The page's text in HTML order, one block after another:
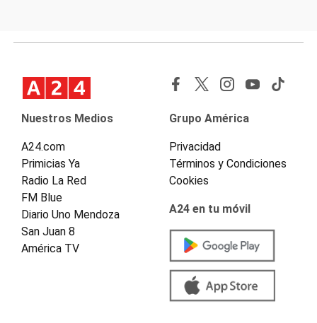
Nuestros Medios
A24.com
Primicias Ya
Radio La Red
FM Blue
Diario Uno Mendoza
San Juan 8
América TV
Grupo América
Privacidad
Términos y Condiciones
Cookies
A24 en tu móvil